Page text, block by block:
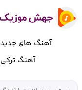
آهنگ های جدید
آهنگ ترکی